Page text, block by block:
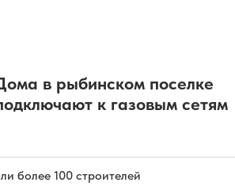
в рыбинском поселке
к газовым сетям
более 100 строителей